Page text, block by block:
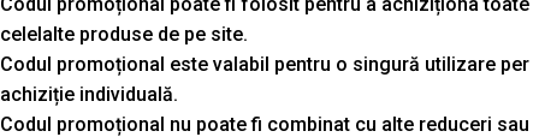
celelalte produse de pe site.
Codul promoțional este valabil pentru o singură utilizare per
achiziție individuală.
Codul promoțional nu poate fi combinat cu alte reduceri sau